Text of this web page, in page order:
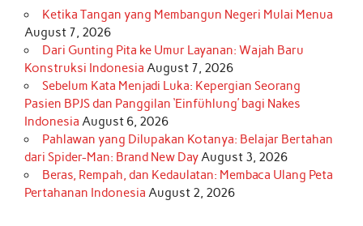
Ketika Tangan yang Membangun Negeri Mulai Menua
August 7, 2026
Dari Gunting Pita ke Umur Layanan: Wajah Baru
Konstruksi Indonesia August 7, 2026
Sebelum Kata Menjadi Luka: Kepergian Seorang
Pasien BPJS dan Panggilan ‘Einfühlung’ bagi Nakes
Indonesia August 6, 2026
Pahlawan yang Dilupakan Kotanya: Belajar Bertahan
dari Spider-Man: Brand New DayAugust 3, 2026
Beras, Rempah, dan Kedaulatan: Membaca Ulang Peta
Pertahanan Indonesia August 2, 2026